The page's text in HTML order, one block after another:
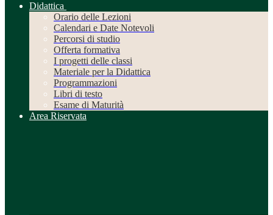
Didattica
Orario delle Lezioni
Calendari e Date Notevoli
Percorsi di studio
Offerta formativa
I progetti delle classi
Materiale per la Didattica
Programmazioni
Libri di testo
Esame di Maturità
Area Riservata